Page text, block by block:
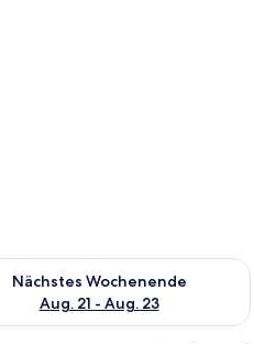
Aug. 14 - Aug. 16.
Nächstes Wochenende
Aug. 21 - Aug. 23
die Verfügbarkeit für